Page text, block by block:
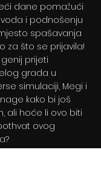
dane pomažući
i podnošenju
spašavanja
za što se prijavila!
prijeti
grada u
simulaciji, Megi i
kako bi još
ali hoće li ovo biti
ovog